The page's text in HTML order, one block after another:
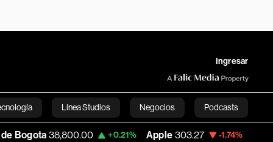
Ingresar
Línea Studios Negocios Podcasts
English+0.21% Apple 303.27 -1.74% USD COP